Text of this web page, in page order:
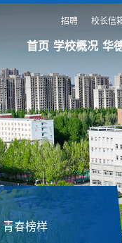
招聘 校长信
首页 学校概况 华
青春榜样